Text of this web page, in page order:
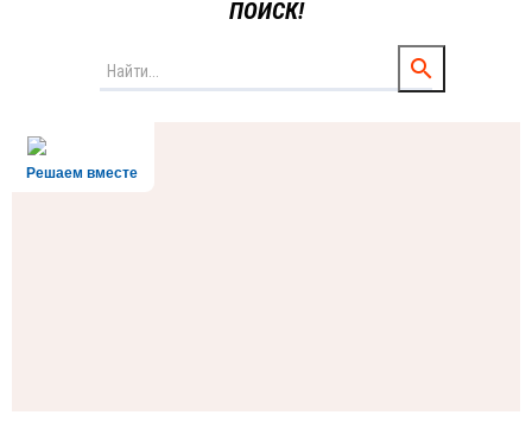
ПОИСК!
Решаем вместе